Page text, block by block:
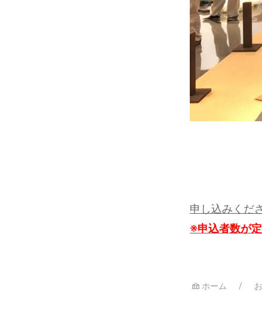
申し込みくだ
※申込者数が
ホーム